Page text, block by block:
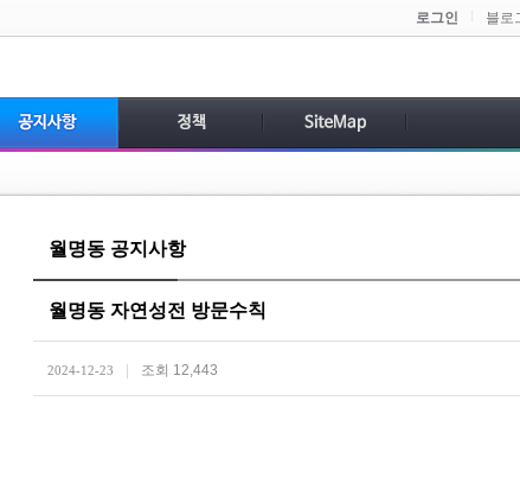
로그인 블로
월명동 공지사항
월명동 자연성전 방문수칙
2024-12-23 조회 12,443